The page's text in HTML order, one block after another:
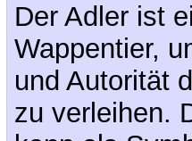
Der Adler ist
Wappentier,
und Autorität
zu verleihen.